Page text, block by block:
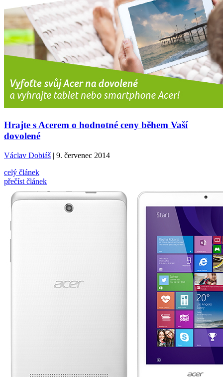
Hrajte s Acerem o hodnotné ceny během Vaší
dovolené
Václav Dobiáš | 9. červenec 2014
celý článek
přečíst článek